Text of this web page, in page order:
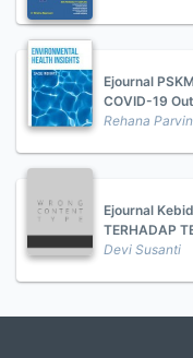
Ejournal
COVID-19
Rehana Parvin
Ejournal
TERHADAP
Devi Susanti